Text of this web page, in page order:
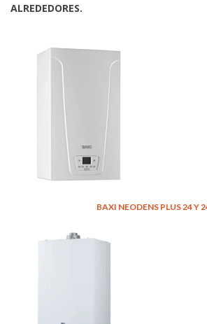
ALREDEDORES.
BAXI NEODENS PLUS 24 Y